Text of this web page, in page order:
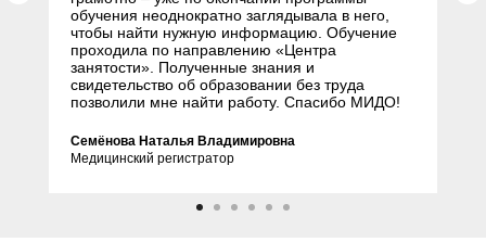
обучения неоднократно заглядывала в него,
чтобы найти нужную информацию. Обучение
проходила по направлению «Центра
занятости». Полученные знания и
свидетельство об образовании без труда
позволили мне найти работу. Спасибо МИДО!
Семёнова Наталья Владимировна
Медицинский регистратор